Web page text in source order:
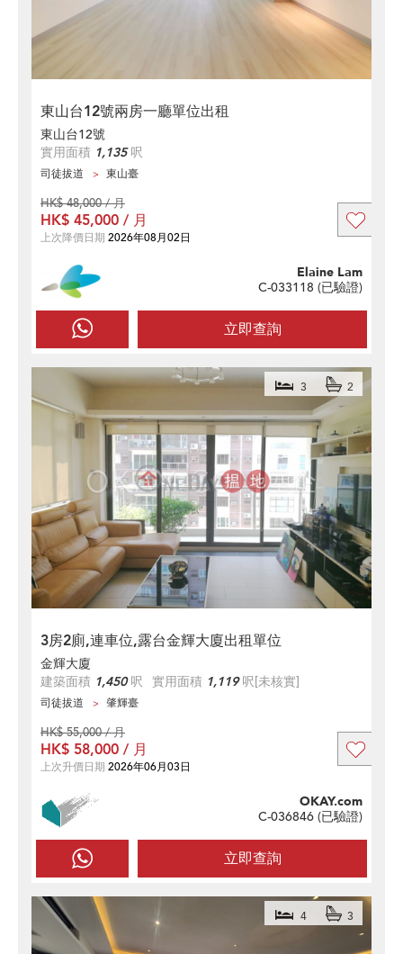
東山台12號兩房一廳單位出租
東山台12號
實用面積 1,135呎
司徒拔道 東山臺
立即查詢
Elaine Lam
C-033118 (已驗證)
HK$ 48,000 / 月
HK$ 45,000 / 月
上次降價日期 2026年08月02日
3房2廁,連車位,露台金輝大廈出租單位
3 2
金輝大廈
建築面積 1,450呎 實用面積 1,119呎[未核實]
司徒拔道 肇輝臺
立即查詢
OKAY.com
C-036846 (已驗證)
HK$ 55,000 / 月
HK$ 58,000 / 月
上次升價日期 2026年06月03日
4 3